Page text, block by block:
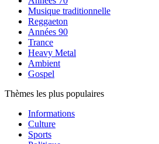
Musique traditionnelle
Reggaeton
Années 90
Trance
Heavy Metal
Ambient
Gospel
Thèmes les plus populaires
Informations
Culture
Sports